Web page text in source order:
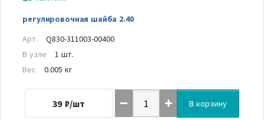
регулировочная шайба 2.40
Арт.
Q830-311003-00400
В узле
1 шт.
Вес
0.005 кг
39 ₽/шт В корзину